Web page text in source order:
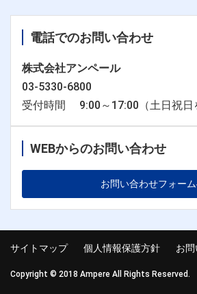
電話でのお問い合わせ
株式会社アンペール
03-5330-6800
受付時間 9:00～17:00（土日祝日
WEBからのお問い合わせ
お問い合わせフォー
サイトマップ 個人情報保護方針 お
Copyright © 2018 Ampere All Rights Reserved.